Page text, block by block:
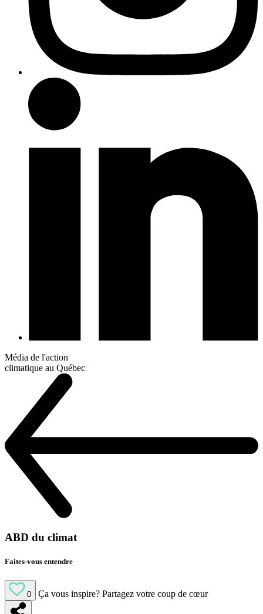
Média de l'action
climatique au Québec
ABD du climat
Faites-vous entendre
0 Ça vous inspire? Partagez votre coup de cœur